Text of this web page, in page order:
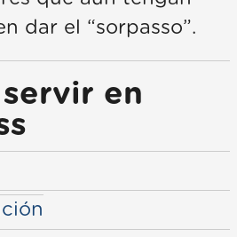
dar el “sorpasso”.
en